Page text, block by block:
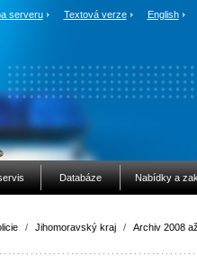
serveru Textová verze English
Databáze Nabídky a
/ Jihomoravský kraj / Archiv 2008